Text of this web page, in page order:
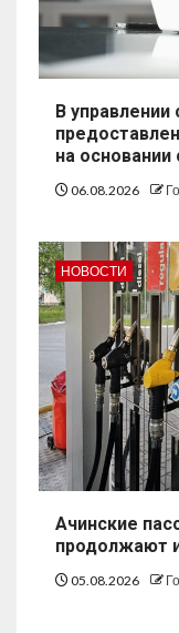
В
на основании
06.08.2026
НОВОСТИ
Ачинские
продолжают
05.08.2026